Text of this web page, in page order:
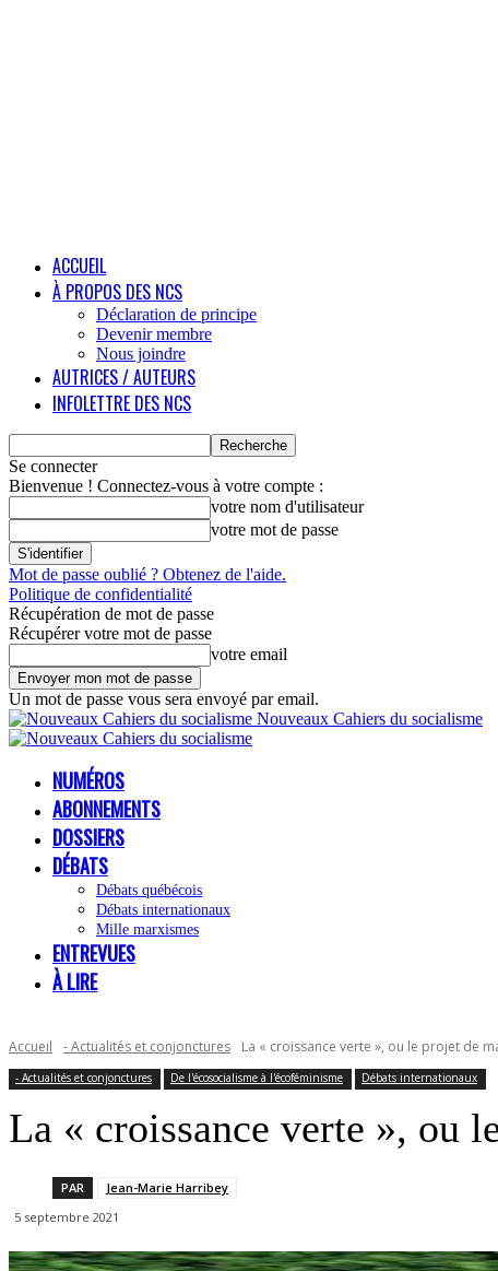
ACCUEIL
À PROPOS DES NCS
Déclaration de principe
Devenir membre
Nous joindre
AUTRICES / AUTEURS
INFOLETTRE DES NCS
Se connecter
Bienvenue ! Connectez-vous à votre compte :
votre nom d'utilisateur
votre mot de passe
Mot de passe oublié ? Obtenez de l'aide.
Politique de confidentialité
Récupération de mot de passe
Récupérer votre mot de passe
votre email
Un mot de passe vous sera envoyé par email.
Nouveaux Cahiers du socialisme
NUMÉROS
ABONNEMENTS
DOSSIERS
DÉBATS
Débats québécois
Débats internationaux
Mille marxismes
ENTREVUES
À LIRE
Accueil - Actualités et conjonctures La « croissance verte », ou le projet de
- Actualités et conjonctures De l'écosocialisme à l'écoféminisme Débats internationaux
La « croissance verte », ou
PAR
Jean-Marie Harribey
5 septembre 2021